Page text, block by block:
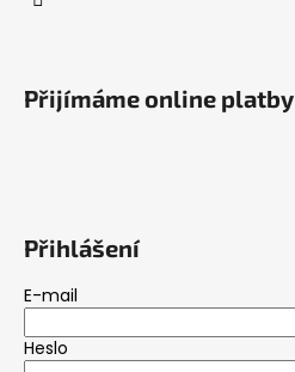
Přijímáme online platby
Přihlášení
E-mail
Heslo